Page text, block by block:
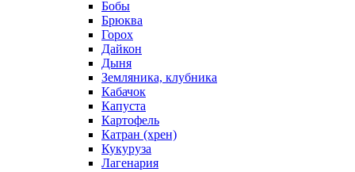
Бобы
Брюква
Горох
Дайкон
Дыня
Земляника, клубника
Кабачок
Капуста
Картофель
Катран (хрен)
Кукуруза
Лагенария